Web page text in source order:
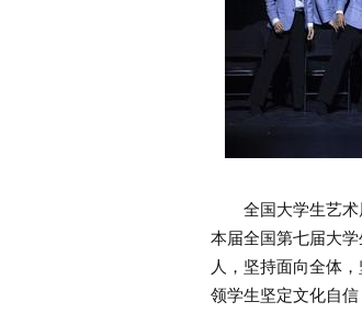
全国大学生艺术展
本届全国第七届大
人，坚持面向全体
领学生坚定文化自